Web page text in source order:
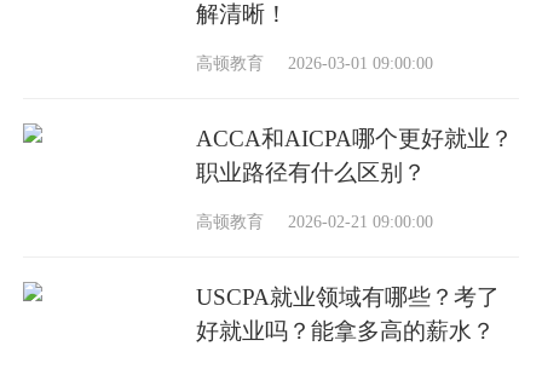
解清晰！
高顿教育 2026-03-01 09:00:00
ACCA和AICPA哪个更好就业？
职业路径有什么区别？
高顿教育 2026-02-21 09:00:00
USCPA就业领域有哪些？考了
好就业吗？能拿多高的薪水？